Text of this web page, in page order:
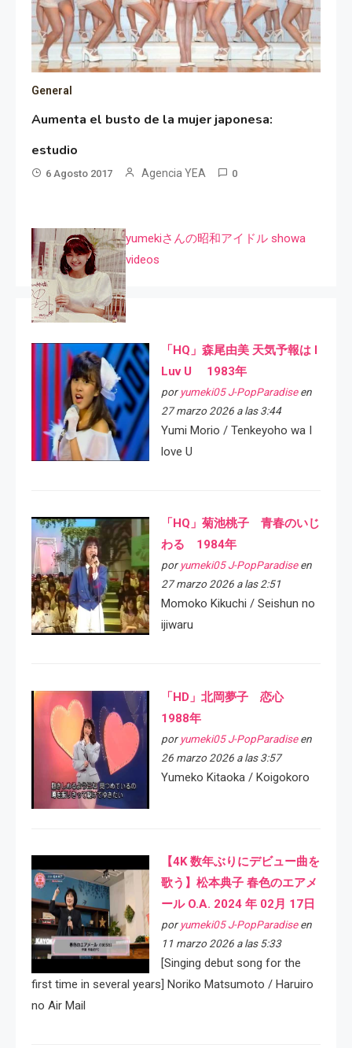
General
Aumenta el busto de la mujer japonesa:
estudio
6 Agosto 2017 Agencia YEA 0
yumekiさんの昭和アイドル showa
videos
「HQ」森尾由美 天気予報は I
Luv U 1983年
por yumeki05 J-PopParadiseen
27 marzo 2026 a las 3:44
Yumi Morio / Tenkeyoho wa I
love U
「HQ」菊池桃子 青春のいじ
わる 1984年
por yumeki05 J-PopParadiseen
27 marzo 2026 a las 2:51
Momoko Kikuchi / Seishun no
ijiwaru
「HD」北岡夢子 恋心
1988年
por yumeki05 J-PopParadiseen
26 marzo 2026 a las 3:57
Yumeko Kitaoka / Koigokoro
【4K 数年ぶりにデビュー曲を
歌う】松本典子 春色のエアメ
ール O.A. 2024 年 02月 17日
por yumeki05 J-PopParadiseen
11 marzo 2026 a las 5:33
[Singing debut song for the
first time in several years] Noriko Matsumoto / Haruiro
no Air Mail